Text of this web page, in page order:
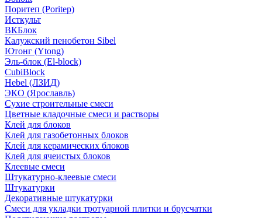
Поритеп (Poritep)
Исткульт
ВКБлок
Калужский пенобетон Sibel
Ютонг (Ytong)
Эль-блок (El-block)
CubiBlock
Hebel (ЛЗИД)
ЭКО (Ярославль)
Сухие строительные смеси
Цветные кладочные смеси и растворы
Клей для блоков
Клей для газобетонных блоков
Клей для керамических блоков
Клей для ячеистых блоков
Клеевые смеси
Штукатурно-клеевые смеси
Штукатурки
Декоративные штукатурки
Смеси для укладки тротуарной плитки и брусчатки